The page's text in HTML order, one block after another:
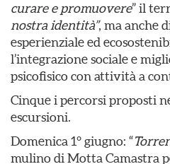
curare e promuovere” il
nostra identità”, ma anche
esperienziale ed
l’integrazione sociale e
psicofisico con attività a
Cinque i percorsi proposti
escursioni.
Domenica 1° giugno: “
mulino di Motta Camastra